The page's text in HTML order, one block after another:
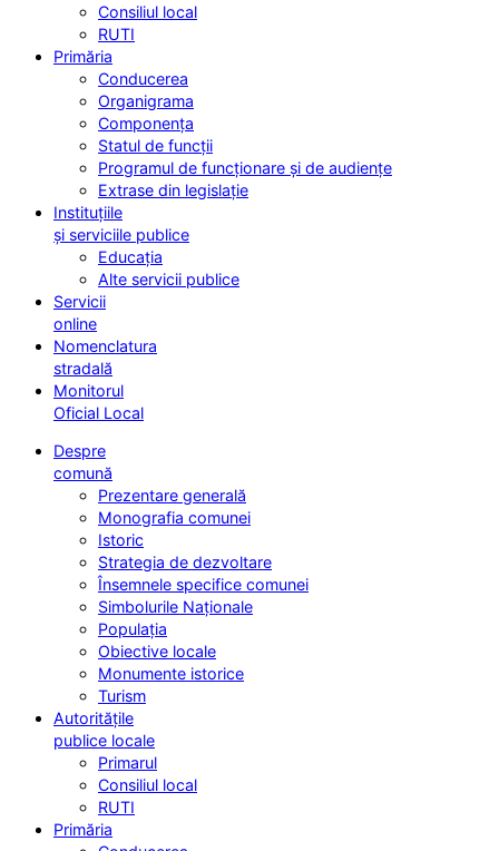
Consiliul local
RUTI
Primăria
Conducerea
Organigrama
Componența
Statul de funcții
Programul de funcționare și de audiențe
Extrase din legislație
Instituțiile
și serviciile publice
Educația
Alte servicii publice
Servicii
online
Nomenclatura
stradală
Monitorul
Oficial Local
Despre
comună
Prezentare generală
Monografia comunei
Istoric
Strategia de dezvoltare
Însemnele specifice comunei
Simbolurile Naționale
Populația
Obiective locale
Monumente istorice
Turism
Autoritățile
publice locale
Primarul
Consiliul local
RUTI
Primăria